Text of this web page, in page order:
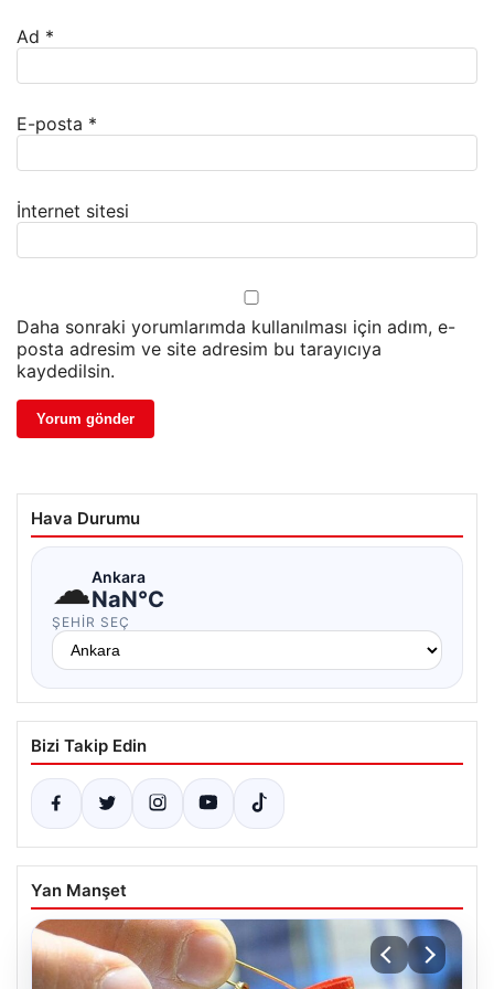
Ad *
E-posta *
İnternet sitesi
Daha sonraki yorumlarımda kullanılması için adım, e-
posta adresim ve site adresim bu tarayıcıya
kaydedilsin.
Hava Durumu
☁Ankara
NaN°C
ŞEHIR SEÇ
Bizi Takip Edin
Yan Manşet